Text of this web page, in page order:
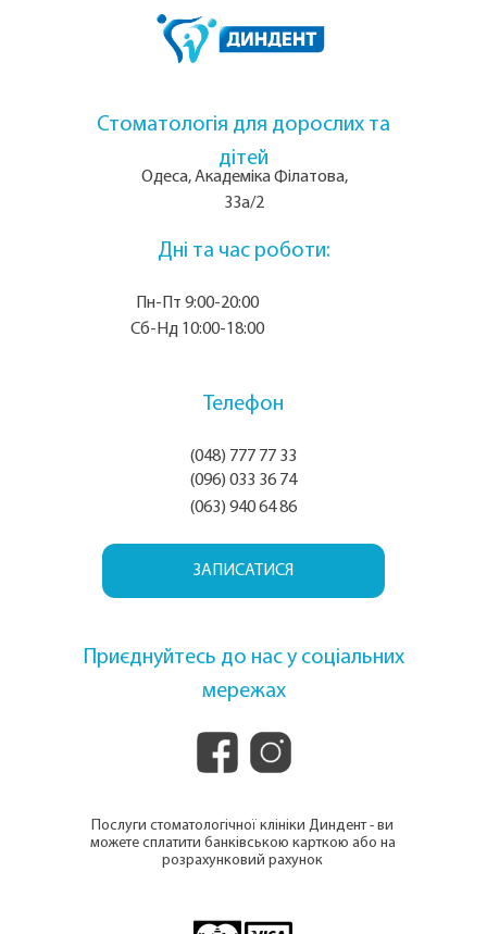
Дні та час роботи:
Пн-Пт 9:00-20:00
Сб-Нд 10:00-18:00
Стоматологія для дорослих та
дітей
Одеса, Академіка Філатова,
33а/2
Приєднуйтесь до нас у соціальних
мережах
Телефон
(048) 777 77 33
Послуги стоматологічної клініки Диндент - ви
можете сплатити банківською карткою або на
розрахунковий рахунок
(096) 033 36 74
ЗАПИСАТИСЯ
(063) 940 64 86